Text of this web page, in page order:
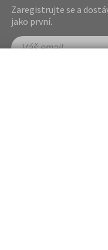
Zaregistrujte se a
jako první.